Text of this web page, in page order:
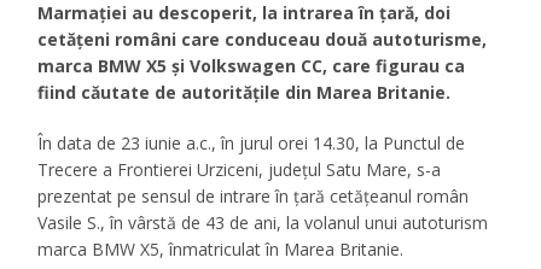
Marmației au descoperit, la intrarea în țară, doi
cetățeni români care conduceau două autoturisme,
marca BMW X5 și Volkswagen CC, care figurau ca
fiind căutate de autoritățile din Marea Britanie.
În data de 23 iunie a.c., în jurul orei 14.30, la Punctul de
Trecere a Frontierei Urziceni, judeţul Satu Mare, s-a
prezentat pe sensul de intrare în țară cetățeanul român
Vasile S., în vârstă de 43 de ani, la volanul unui autoturism
marca BMW X5, înmatriculat în Marea Britanie.